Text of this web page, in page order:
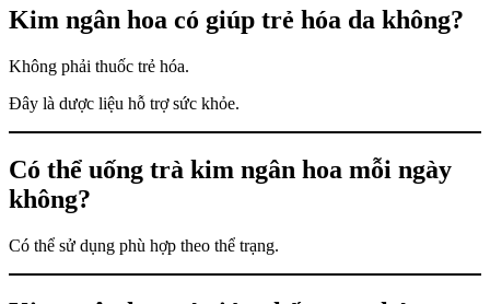
Kim ngân hoa có giúp trẻ hóa da không?
Không phải thuốc trẻ hóa.
Đây là dược liệu hỗ trợ sức khỏe.
Có thể uống trà kim ngân hoa mỗi ngày
không?
Có thể sử dụng phù hợp theo thể trạng.